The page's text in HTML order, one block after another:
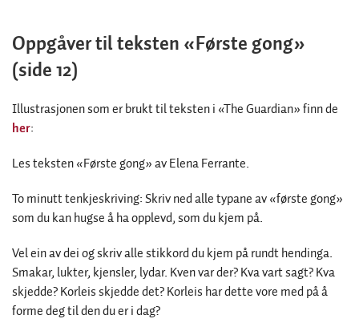
Oppgåver til teksten «Første gong»
(side 12)
Illustrasjonen som er brukt til teksten i «The Guardian» finn de
her:
Les teksten «Første gong» av Elena Ferrante.
To minutt tenkjeskriving: Skriv ned alle typane av «første gong»
som du kan hugse å ha opplevd, som du kjem på.
Vel ein av dei og skriv alle stikkord du kjem på rundt hendinga.
Smakar, lukter, kjensler, lydar. Kven var der? Kva vart sagt? Kva
skjedde? Korleis skjedde det? Korleis har dette vore med på å
forme deg til den du er i dag?